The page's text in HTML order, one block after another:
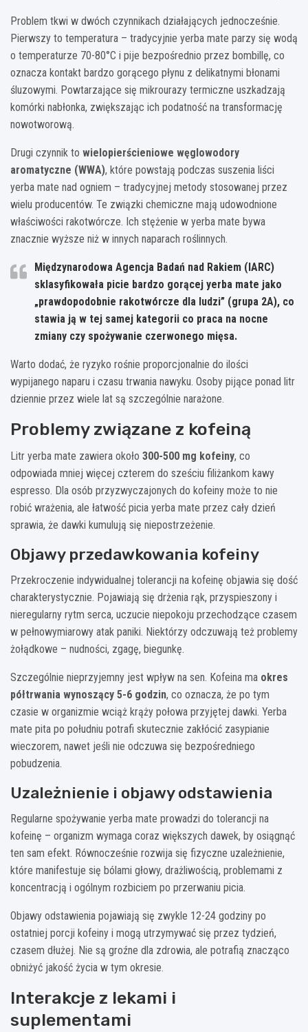
Problem tkwi w dwóch czynnikach działających jednocześnie.
Pierwszy to temperatura – tradycyjnie yerba mate parzy się wodą
o temperaturze 70-80°C i pije bezpośrednio przez bombillę, co
oznacza kontakt bardzo gorącego płynu z delikatnymi błonami
śluzowymi. Powtarzające się mikrourazy termiczne uszkadzają
komórki nabłonka, zwiększając ich podatność na transformację
nowotworową.
Drugi czynnik to wielopierścieniowe węglowodory
aromatyczne (WWA), które powstają podczas suszenia liści
yerba mate nad ogniem – tradycyjnej metody stosowanej przez
wielu producentów. Te związki chemiczne mają udowodnione
właściwości rakotwórcze. Ich stężenie w yerba mate bywa
znacznie wyższe niż w innych naparach roślinnych.
Międzynarodowa Agencja Badań nad Rakiem (IARC)
sklasyfikowała picie bardzo gorącej yerba mate jako
„prawdopodobnie rakotwórcze dla ludzi” (grupa 2A), co
stawia ją w tej samej kategorii co praca na nocne
zmiany czy spożywanie czerwonego mięsa.
Warto dodać, że ryzyko rośnie proporcjonalnie do ilości
wypijanego naparu i czasu trwania nawyku. Osoby pijące ponad litr
dziennie przez wiele lat są szczególnie narażone.
Problemy związane z kofeiną
Litr yerba mate zawiera około 300-500 mg kofeiny, co
odpowiada mniej więcej czterem do sześciu filiżankom kawy
espresso. Dla osób przyzwyczajonych do kofeiny może to nie
robić wrażenia, ale łatwość picia yerba mate przez cały dzień
sprawia, że dawki kumulują się niepostrzeżenie.
Objawy przedawkowania kofeiny
Przekroczenie indywidualnej tolerancji na kofeinę objawia się dość
charakterystycznie. Pojawiają się drżenia rąk, przyspieszony i
nieregularny rytm serca, uczucie niepokoju przechodzące czasem
w pełnowymiarowy atak paniki. Niektórzy odczuwają też problemy
żołądkowe – nudności, zgagę, biegunkę.
Szczególnie nieprzyjemny jest wpływ na sen. Kofeina ma okres
półtrwania wynoszący 5-6 godzin, co oznacza, że po tym
czasie w organizmie wciąż krąży połowa przyjętej dawki. Yerba
mate pita po południu potrafi skutecznie zakłócić zasypianie
wieczorem, nawet jeśli nie odczuwa się bezpośredniego
pobudzenia.
Uzależnienie i objawy odstawienia
Regularne spożywanie yerba mate prowadzi do tolerancji na
kofeinę – organizm wymaga coraz większych dawek, by osiągnąć
ten sam efekt. Równocześnie rozwija się fizyczne uzależnienie,
które manifestuje się bólami głowy, drażliwością, problemami z
koncentracją i ogólnym rozbiciem po przerwaniu picia.
Objawy odstawienia pojawiają się zwykle 12-24 godziny po
ostatniej porcji kofeiny i mogą utrzymywać się przez tydzień,
czasem dłużej. Nie są groźne dla zdrowia, ale potrafią znacząco
obniżyć jakość życia w tym okresie.
Interakcje z lekami i
suplementami